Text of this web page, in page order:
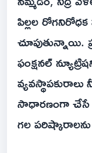
పిల్లల రోగనిరోధక
చూపుతున్నాయి.
ఫంక్షనల్
వ్యవస్థాపకురాలు
సాధారణంగా చేసే
గల